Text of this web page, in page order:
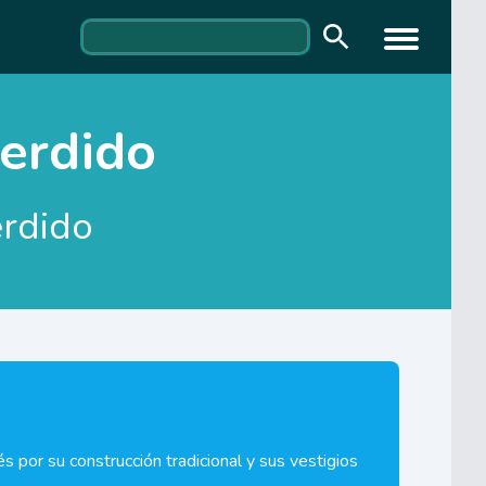
por su construcción tradicional y sus vestigios